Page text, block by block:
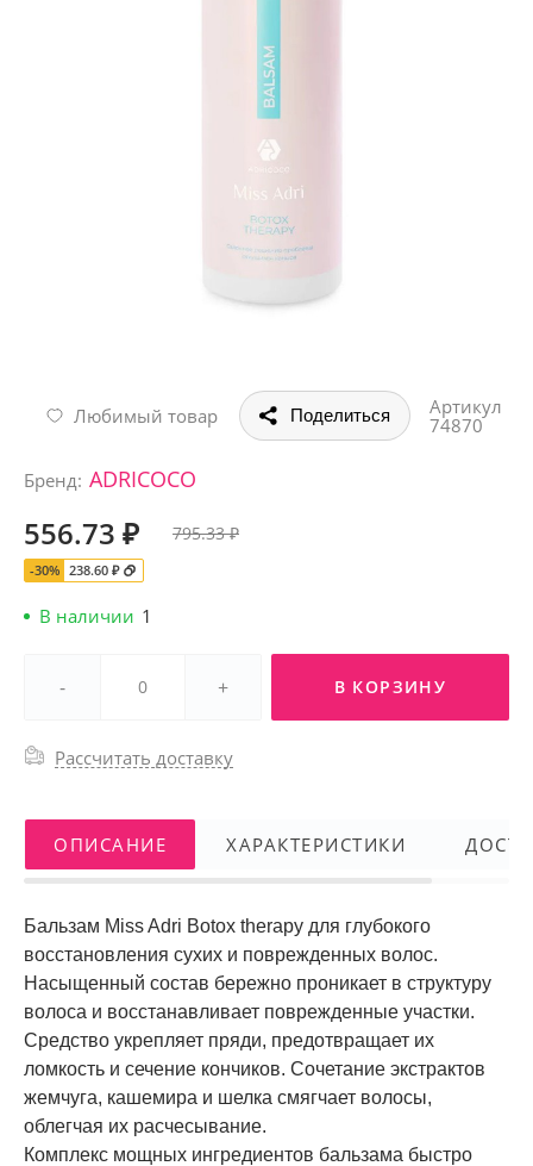
Любимый товар Поделиться
Артикул
74870
Бренд: ADRICOCO
556.73 ₽ 795.33 ₽
-30% 238.60 ₽
В наличии 1
- + В КОРЗИНУ
Рассчитать доставку
ОПИСАНИЕ ХАРАКТЕРИСТИКИ
Бальзам Miss Adri Botox therapy для глубокого
восстановления сухих и поврежденных волос.
Насыщенный состав бережно проникает в структуру
волоса и восстанавливает поврежденные участки.
Средство укрепляет пряди, предотвращает их
ломкость и сечение кончиков. Сочетание экстрактов
жемчуга, кашемира и шелка смягчает волосы,
облегчая их расчесывание.
Комплекс мощных ингредиентов бальзама быстро